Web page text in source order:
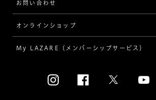
ラインメレ
人気の婚約指輪
結婚指輪（マリッジリング）
[素材から選ぶ]
プロポーズ
結婚式
お問い合わせ
オンラインショップ
My LAZARE（メンバーシップサービス）